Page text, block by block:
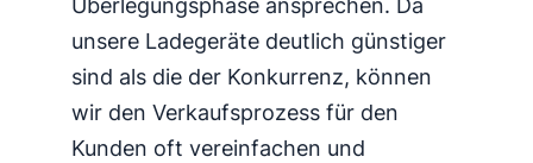
Überlegungsphase ansprechen. Da
unsere Ladegeräte deutlich günstiger
sind als die der Konkurrenz, können
wir den Verkaufsprozess für den
Kunden oft vereinfachen und